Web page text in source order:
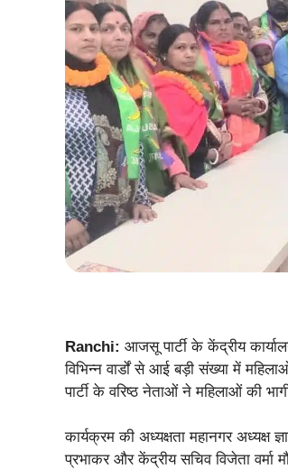
Ranchi: आजसू पार्टी के केंद्रीय
विभिन्न वार्डों से आई बड़ी संख्या में
पार्टी के वरिष्ठ नेताओं ने महिलाओं की
कार्यक्रम की अध्यक्षता महानगर
प्रभाकर और केंद्रीय सचिव विजेता वर्मा